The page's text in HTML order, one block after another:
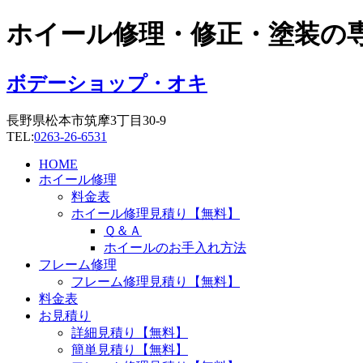
コ
ン
ン
ツ
ス
キ
ホイール修理・修正・塗装の
ボデーショップ・オキ
長野県松本市筑摩3丁目30-9
TEL:0263-26-6531
HOME
ホイール修理
料金表
ホイール修理見積り【無料】
Ｑ＆Ａ
ホイールのお手入れ方法
フレーム修理
フレーム修理見積り【無料】
料金表
お見積り
詳細見積り【無料】
簡単見積り【無料】